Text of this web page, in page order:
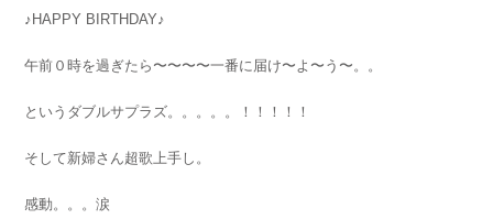
♪HAPPY BIRTHDAY♪
午前０時を過ぎたら〜〜〜〜一番に届け〜よ〜う〜。。
というダブルサプラズ。。。。。！！！！！
そして新婦さん超歌上手し。
感動。。。涙